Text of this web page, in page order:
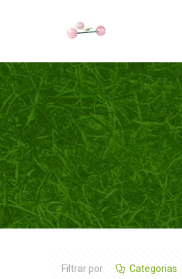
Filtrar por Categorias